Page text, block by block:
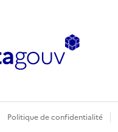
Politique de confidentialité